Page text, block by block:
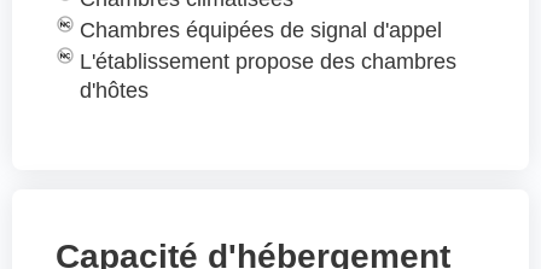
Chambres équipées de signal d'appel
L'établissement propose des chambres
d'hôtes
Capacité d'hébergement